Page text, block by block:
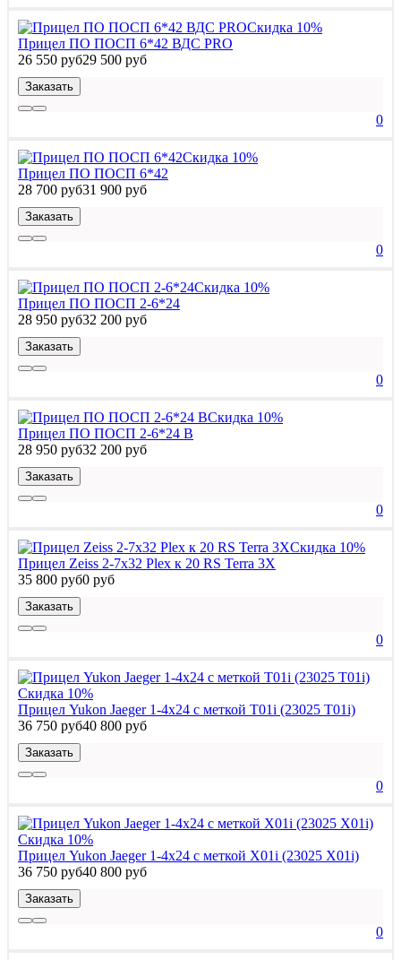
Скидка 10%
Прицел ПО ПОСП 6*42 ВДС PRO
26 550 руб29 500 руб
Заказать
0
Скидка 10%
Прицел ПО ПОСП 6*42
28 700 руб31 900 руб
Заказать
0
Скидка 10%
Прицел ПО ПОСП 2-6*24
28 950 руб32 200 руб
Заказать
0
Скидка 10%
Прицел ПО ПОСП 2-6*24 B
28 950 руб32 200 руб
Заказать
0
Скидка 10%
Прицел Zeiss 2-7x32 Plex к 20 RS Terra 3X
35 800 руб0 руб
Заказать
0
Скидка 10%
Прицел Yukon Jaeger 1-4х24 с меткой T01i (23025 T01i)
36 750 руб40 800 руб
Заказать
0
Скидка 10%
Прицел Yukon Jaeger 1-4х24 с меткой X01i (23025 X01i)
36 750 руб40 800 руб
Заказать
0